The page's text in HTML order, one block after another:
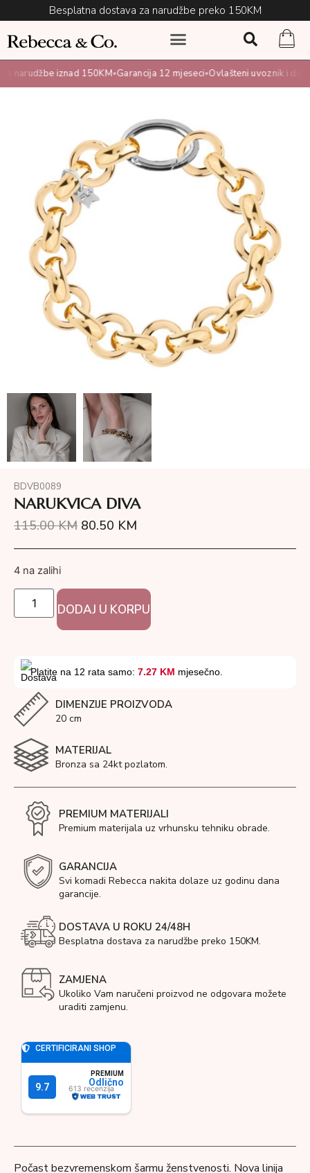
Besplatna dostava za narudžbe preko 150KM
iznad 150KM•Garancija 12 mjeseci•Ovlašteni uvoznik i
BDVB0089
NARUKVICA DIVA
115.00KM 80.50 KM
4 na zalihi
DODAJ U KORPU
Platite na 12 rata samo: 7.27 KM mjesečno.
DIMENZIJE PROIZVODA
20 cm
MATERIJAL
Bronza sa 24kt pozlatom.
PREMIUM MATERIJALI
Premium materijala uz vrhunsku tehniku obrade.
GARANCIJA
Svi komadi Rebecca nakita dolaze uz godinu dana
garancije.
DOSTAVA U ROKU 24/48H
Besplatna dostava za narudžbe preko 150KM.
ZAMJENA
Ukoliko Vam naručeni proizvod ne odgovara možete
uraditi zamjenu.
Počast bezvremenskom šarmu ženstvenosti. Nova linija